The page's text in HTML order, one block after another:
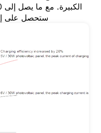
ستحصل على